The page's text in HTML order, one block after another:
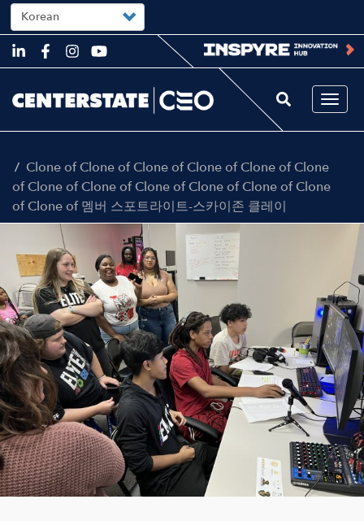
Skip
to
content
Select
your
language
Clone of Clone of Clone of Clone of Clone of Clone
of Clone of Clone of Clone of Clone of Clone of Clone
of Clone of 멤버 스포트라이트-스카이존 클레이